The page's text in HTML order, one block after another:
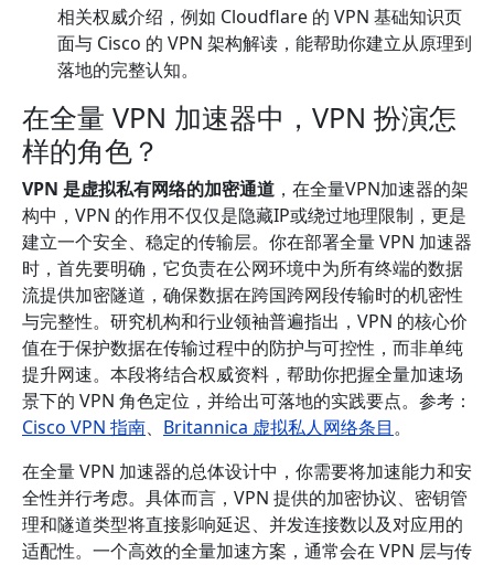
相关权威介绍，例如 Cloudflare 的 VPN 基础知识页
面与 Cisco 的 VPN 架构解读，能帮助你建立从原理到
落地的完整认知。
在全量 VPN 加速器中，VPN 扮演怎
样的角色？
VPN 是虚拟私有网络的加密通道 ，在全量VPN加速器的架
构中，VPN 的作用不仅仅是隐藏IP或绕过地理限制，更是
建立一个安全、稳定的传输层。你在部署全量 VPN 加速器
时，首先要明确，它负责在公网环境中为所有终端的数据
流提供加密隧道，确保数据在跨国跨网段传输时的机密性
与完整性。研究机构和行业领袖普遍指出，VPN 的核心价
值在于保护数据在传输过程中的防护与可控性，而非单纯
提升网速。本段将结合权威资料，帮助你把握全量加速场
景下的 VPN 角色定位，并给出可落地的实践要点。参考：
Cisco VPN 指南、 Britannica 虚拟私人网络条目。
在全量 VPN 加速器的总体设计中，你需要将加速能力和安
全性并行考虑。具体而言，VPN 提供的加密协议、密钥管
理和隧道类型将直接影响延迟、并发连接数以及对应用的
适配性。一个高效的全量加速方案，通常会在 VPN 层与传